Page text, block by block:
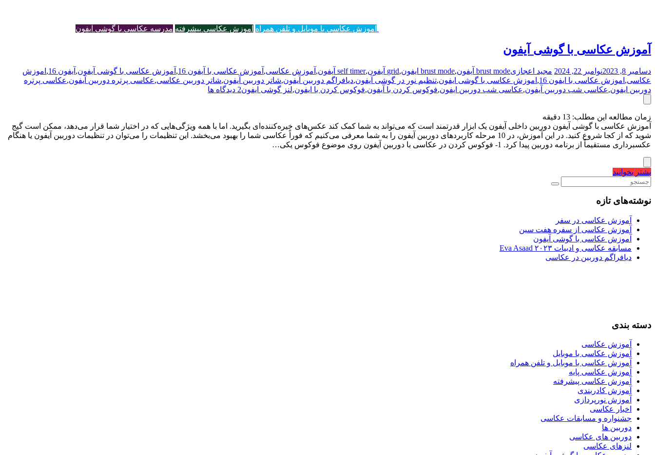
آموزش عکاسی با موبایل و تلفن همراه آموزش عکاسی پیشرفته مدرسه عکاسی با گوشی آیفون
آموزش عکاسی با گوشی آیفون
دسامبر 8, 2023 نوامبر 22, 2024 مجید اعجازیbrust mode آیفون ,brust mode ایفون ,grid آیفون ,self timer آیفون , آموزش عکاسی, آموزش عکاسی با آیفون 16 , آموزش عکاسی با گوشی آیفون, آیفون 16 , اموزش
عکاسی, اموزش عکاسی با ایفون 16 , اموزش عکاسی با گوشی ایفون,تنظیم نور در گوشی آیفون,دیافراگم دوربین آیفون,شاتر دوربین آیفون,شاتر دوربین عکاسی,عکاسی پرتره دوربین آیفون,عکاسی پرتره
دوربین ایفون,عکاسی شب دوربین آیفون,عکاسی شب دوربین ایفون,فوکوس کردن با آیفون,فوکوس کردن با ایفون,لنز گوشی ایفون2 دیدگاه ها
زمان مطالعه این مطلب: 13 دقیقه
آموزش عکاسی با گوشی آیفون دوربین داخلی آیفون یک ابزار قدرتمند است که می‌تواند به شما کمک کند عکس‌های خیره‌کننده‌ای بگیرید. اما با همه ویژگی‌هایی که در اختیار شما قرار می‌دهد، ممکن است گیج
شوید که از کجا شروع کنید. در این آموزش، در 10 مرحله کاربردهای دوربین آیفون را به شما معرفی می‌کنیم که فوراً عکاسی شما را بهبود می‌بخشد. این تنظیمات را می‌توان در تنظیمات دوربین آیفون یا هنگام
عکسبرداری مستقیماً از برنامه دوربین پیدا کرد. 1- فوکوس کردن در عکاسی با دوربین آیفون روی موضوع فوکوس یکی…
بشتر بخوانید
نوشته‌های تازه
آموزش عکاسی در سفر
آموزش عکاسی از سفره هفت سین
آموزش عکاسی با گوشی آیفون
مسابقه عکاسی و ادبیات Eva Asaad ۲۰۲۳
دیافراگم دوربین در عکاسی
دسته بندی
آموزش عکاسی
آموزش عکاسی با موبایل
آموزش عکاسی با موبایل و تلفن همراه
آموزش عکاسی پایه
آموزش عکاسی پیشرفته
آموزش کادربندی
آموزش نورپردازی
اخبار عکاسی
جشنواره و مسابقات عکاسی
دوربین ها
دوربین های عکاسی
لنزهای عکاسی